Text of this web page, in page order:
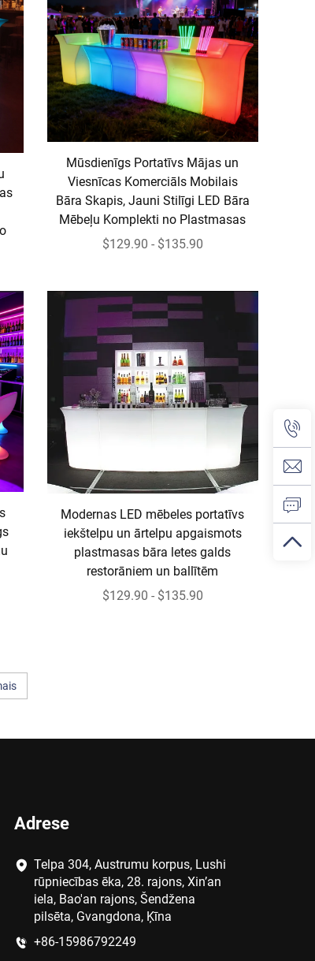
Mūsdienīgs Portatīvs Mājas un
Viesnīcas Komerciāls Mobilais
Bāra Skapis, Jauni Stilīgi LED Bāra
Mēbeļu Komplekti no Plastmasas
$129.90 - $135.90
Modernas LED mēbeles portatīvs
iekštelpu un ārtelpu apgaismots
plastmasas bāra letes galds
restorāniem un ballītēm
$129.90 - $135.90
Adrese
Telpa 304, Austrumu korpus, Lushi
rūpniecības ēka, 28. rajons, Xin’an
iela, Bao'an rajons, Šendžena
pilsēta, Gvangdona, Ķīna
+86-15986792249